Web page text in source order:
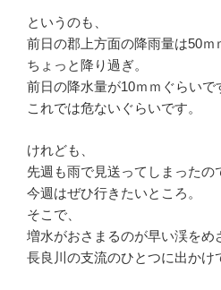
というのも、
前日の郡上方面の降雨量は50ｍ
ちょっと降り過ぎ。
前日の降水量が10ｍｍぐらいで
これでは危ないぐらいです。
けれども、
先週も雨で見送ってしまったの
今週はぜひ行きたいところ。
そこで、
増水がおさまるのが早い渓をめ
長良川の支流のひとつに出かけ